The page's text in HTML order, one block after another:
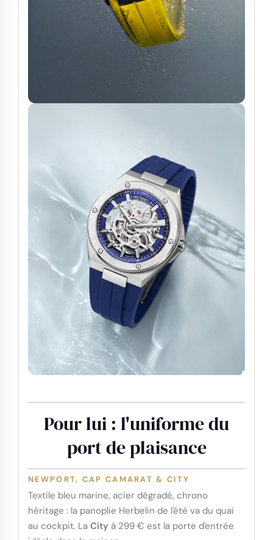
Pour lui : l'uniforme du
port de plaisance
NEWPORT, CAP CAMARAT & CITY
Textile bleu marine, acier dégradé, chrono
héritage : la panoplie Herbelin de l'été va du quai
au cockpit. La City à 299 € est la porte d'entrée